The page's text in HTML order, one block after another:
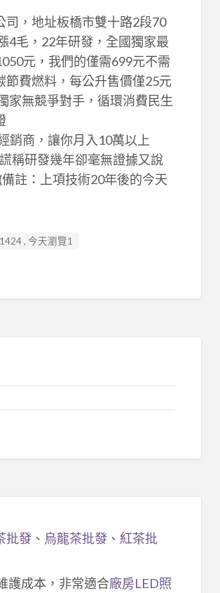
，地址板橋市雙十路2段70
4毛，22年研發，全國獨家最
元，我們的僅需699元不需
費燃料，每公升售價僅25元
家無競爭對手，循環消費民生
銷商，讓你月入10萬以上
稱研發幾年卻毫無證據又說
註：上項技術20年後的今天
, 今天瀏覽1
批發、 烏龍茶批發、 紅茶批
護成本，非常適合廠房LED照